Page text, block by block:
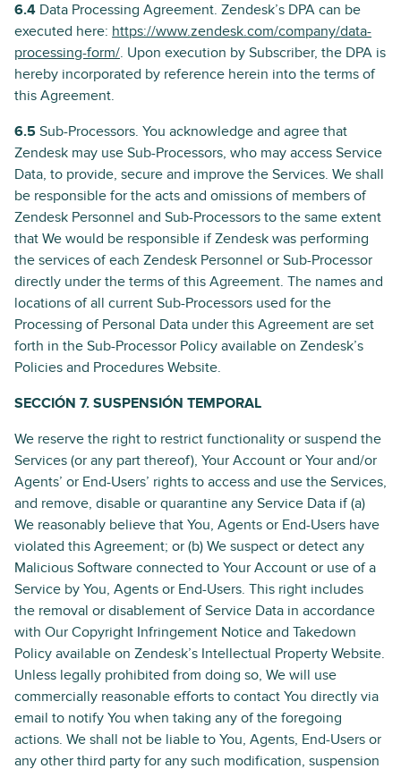
6.4 Data Processing Agreement. Zendesk’s DPA can be
executed here: https://www.zendesk.com/company/data-
processing-form/. Upon execution by Subscriber, the DPA is
hereby incorporated by reference herein into the terms of
this Agreement.
6.5 Sub-Processors. You acknowledge and agree that
Zendesk may use Sub-Processors, who may access Service
Data, to provide, secure and improve the Services. We shall
be responsible for the acts and omissions of members of
Zendesk Personnel and Sub-Processors to the same extent
that We would be responsible if Zendesk was performing
the services of each Zendesk Personnel or Sub-Processor
directly under the terms of this Agreement. The names and
locations of all current Sub-Processors used for the
Processing of Personal Data under this Agreement are set
forth in the Sub-Processor Policy available on Zendesk’s
Policies and Procedures Website.
SECCIÓN 7. SUSPENSIÓN TEMPORAL
We reserve the right to restrict functionality or suspend the
Services (or any part thereof), Your Account or Your and/or
Agents’ or End-Users’ rights to access and use the Services,
and remove, disable or quarantine any Service Data if (a)
We reasonably believe that You, Agents or End-Users have
violated this Agreement; or (b) We suspect or detect any
Malicious Software connected to Your Account or use of a
Service by You, Agents or End-Users. This right includes
the removal or disablement of Service Data in accordance
with Our Copyright Infringement Notice and Takedown
Policy available on Zendesk’s Intellectual Property Website.
Unless legally prohibited from doing so, We will use
commercially reasonable efforts to contact You directly via
email to notify You when taking any of the foregoing
actions. We shall not be liable to You, Agents, End-Users or
any other third party for any such modification, suspension